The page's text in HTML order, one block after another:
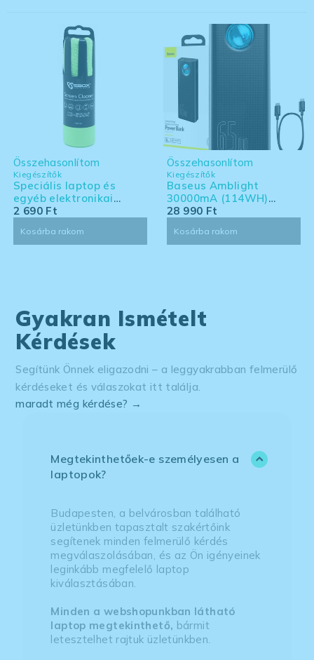
Kiegészítők
Speciális laptop és
egyéb elektronikai
eszköz tisztító készlet -
Összehasonlítom
2 690 Ft
Kosárba rakom
Kiegészítők
Baseus Amblight
30000mA (114WH)
powerbank - Laptoppal
Összehasonlítom
28 990 Ft
Kosárba rakom
Gyakran Ismételt
Kérdések
Segítünk Önnek eligazodni – a leggyakrabban felmerülő
kérdéseket és válaszokat itt találja.
maradt még kérdése? →
Megtekinthetőek-e személyesen a
laptopok?
Budapesten, a belvárosban található
üzletünkben tapasztalt szakértőink
segítenek minden felmerülő kérdés
megválaszolásában, és az Ön igényeinek
leginkább megfelelő laptop
kiválasztásában.
Minden a webshopunkban látható
laptop megtekinthető, bármit
letesztelhet rajtuk üzletünkben.